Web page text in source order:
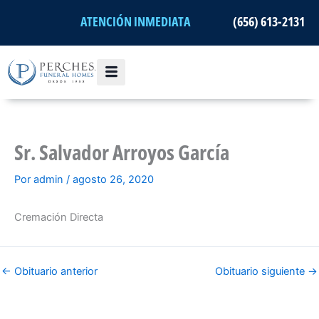
ATENCIÓN INMEDIATA (656) 613-2131
Sr. Salvador Arroyos García
Por admin / agosto 26, 2020
Cremación Directa
← Obituario anterior Obituario siguiente →